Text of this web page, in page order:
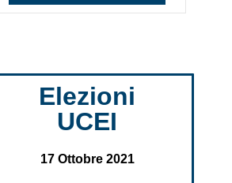
Elezioni
UCEI
17 Ottobre 2021